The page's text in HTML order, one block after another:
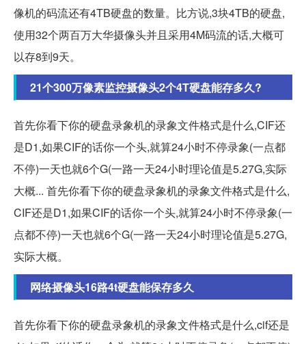
像机的码流还有4TB硬盘的数量。比方说,3块4TB的硬盘,
使用32个两百万大华摄像头并且采用4M码流的话,大概可
以存8到9天。
21个300万像素监控摄像头2个4T硬盘能存多久?
首先你看下你的硬盘录象机的录象文件格式是什么,CIF还
是D1,如果CIF的话你一个头,就算24小时不停录象(一点都
不停)一天也就6个G(一路一天24小时理论值是5.27G,实际
大概... 首先你看下你的硬盘录象机的录象文件格式是什么,
CIF还是D1,如果CIF的话你一个头,就算24小时不停录象(一
点都不停)一天也就6个G(一路一天24小时理论值是5.27G,
实际大概。
网络摄像头16路4t硬盘能保存多久
首先你看下你的硬盘录象机的录象文件格式是什么,cif还是